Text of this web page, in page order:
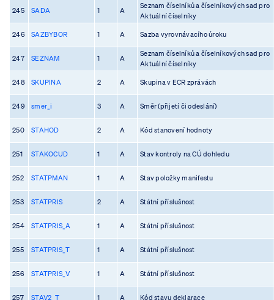
245 SADA 1 A
Seznam číselníků a číselníkových sad pro
Aktuální číselníky
246 SAZBYBOR 1 A Sazba vyrovnávacího úroku
247 SEZNAM 1 A
Seznam číselníků a číselníkových sad pro
Aktuální číselníky
248 SKUPINA 2 A Skupina v ECR zprávách
249 smer_i 3 A Směr (přijetí či odeslání)
250 STAHOD 2 A Kód stanovení hodnoty
251 STAKOCUD 1 A Stav kontroly na CÚ dohledu
252 STATPMAN 1 A Stav položky manifestu
253 STATPRIS 2 A Státní příslušnost
254 STATPRIS_A 1 A Státní příslušnost
255 STATPRIS_T 1 A Státní příslušnost
256 STATPRIS_V 1 A Státní příslušnost
257 STAV2_T 1 A Kód stavu deklarace